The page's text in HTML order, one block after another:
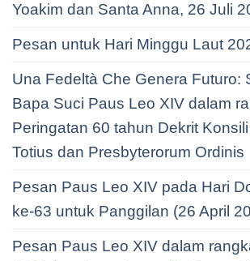
Yoakim dan Santa Anna, 26 Juli
Pesan untuk Hari Minggu Laut
Una Fedeltà Che Genera Futuro:
Bapa Suci Paus Leo XIV dalam
Peringatan 60 tahun Dekrit
Totius dan Presbyterorum Ordinis
Pesan Paus Leo XIV pada Hari
ke-63 untuk Panggilan (26 April
Pesan Paus Leo XIV dalam